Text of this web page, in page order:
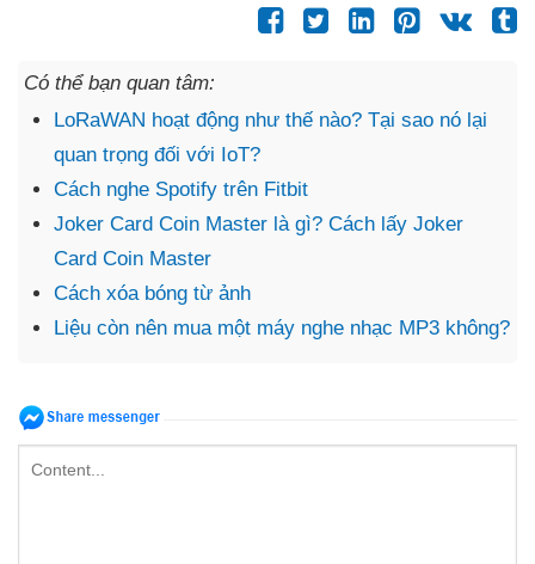
Có thể bạn quan tâm:
LoRaWAN hoạt động như thế nào? Tại sao nó lại
quan trọng đối với IoT?
Cách nghe Spotify trên Fitbit
Joker Card Coin Master là gì? Cách lấy Joker
Card Coin Master
Cách xóa bóng từ ảnh
Liệu còn nên mua một máy nghe nhạc MP3 không?